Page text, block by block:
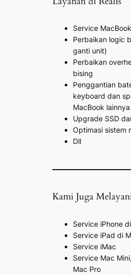
Service
Perbaikan logic
ganti unit)
Perbaikan
bising
Penggantian
keyboard dan
MacBook lainnya
Upgrade SSD
Optimasi sistem
Dll
Kami Juga
Service iPhone
Service iPad di
Service iMac
Service Mac
Mac Pro